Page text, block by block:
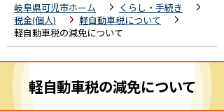
岐阜県可児市ホーム
くらし・手続き
税金(個人)
軽自動車税について
軽自動車税の減免について
軽自動車税の減免について